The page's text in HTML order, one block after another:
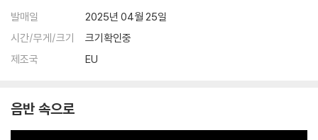
발매일
2025년 04월 25일
시간/무게/크기
크기확인중
제조국
EU
음반 속으로